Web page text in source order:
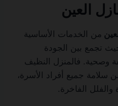
العين
من الخدمات الأساسية
تجمع بين الجودة
وصحية. فالمنزل النظيف
جميع أفراد الأسرة،
والفلل الفاخرة.